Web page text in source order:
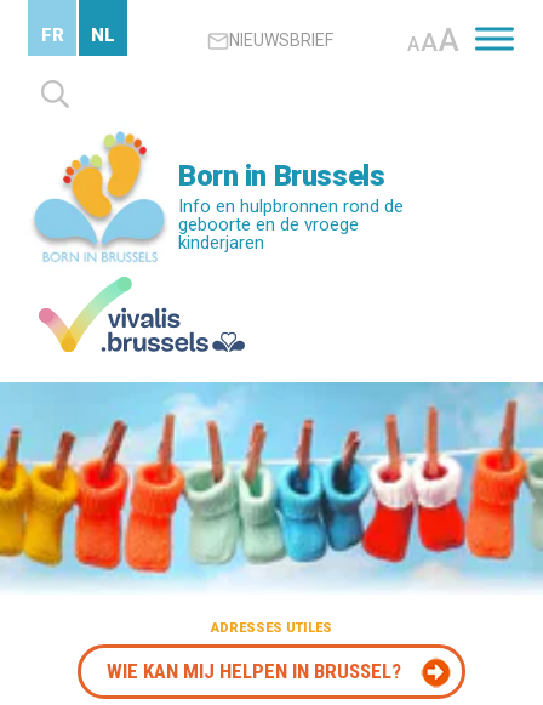
content
NIEUWSBRIEF AAA
Zoeken
naar:
FR NL
Born in Brussels
Info en hulpbronnen rond de
geboorte en de vroege
kinderjaren
ADRESSES UTILES
WIE KAN MIJ HELPEN IN BRUSSEL?